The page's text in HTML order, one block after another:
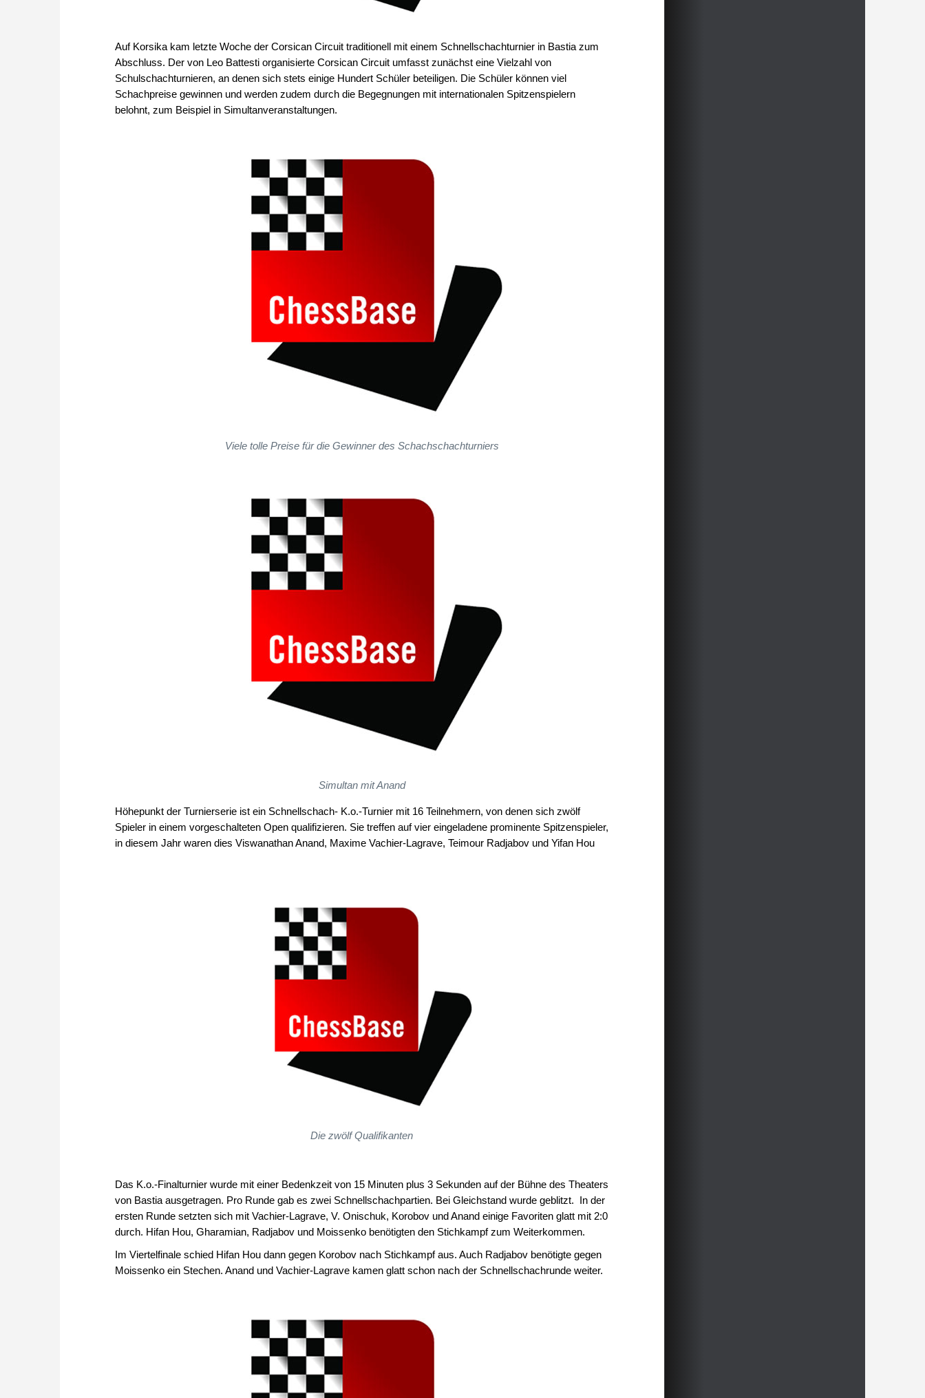
Auf Korsika kam letzte Woche der Corsican Circuit traditionell mit einem Schnellschachturnier in Bastia zum
Abschluss. Der von Leo Battesti organisierte Corsican Circuit umfasst zunächst eine Vielzahl von
Schulschachturnieren, an denen sich stets einige Hundert Schüler beteiligen. Die Schüler können viel
Schachpreise gewinnen und werden zudem durch die Begegnungen mit internationalen Spitzenspielern
belohnt, zum Beispiel in Simultanveranstaltungen.
Viele tolle Preise für die Gewinner des Schachschachturniers
Simultan mit Anand
Höhepunkt der Turnierserie ist ein Schnellschach- K.o.-Turnier mit 16 Teilnehmern, von denen sich zwölf
Spieler in einem vorgeschalteten Open qualifizieren. Sie treffen auf vier eingeladene prominente Spitzenspieler,
in diesem Jahr waren dies Viswanathan Anand, Maxime Vachier-Lagrave, Teimour Radjabov und Yifan Hou
Die zwölf Qualifikanten
Das K.o.-Finalturnier wurde mit einer Bedenkzeit von 15 Minuten plus 3 Sekunden auf der Bühne des Theaters
von Bastia ausgetragen. Pro Runde gab es zwei Schnellschachpartien. Bei Gleichstand wurde geblitzt. In der
ersten Runde setzten sich mit Vachier-Lagrave, V. Onischuk, Korobov und Anand einige Favoriten glatt mit 2:0
durch. Hifan Hou, Gharamian, Radjabov und Moissenko benötigten den Stichkampf zum Weiterkommen.
Im Viertelfinale schied Hifan Hou dann gegen Korobov nach Stichkampf aus. Auch Radjabov benötigte gegen
Moissenko ein Stechen. Anand und Vachier-Lagrave kamen glatt schon nach der Schnellschachrunde weiter.